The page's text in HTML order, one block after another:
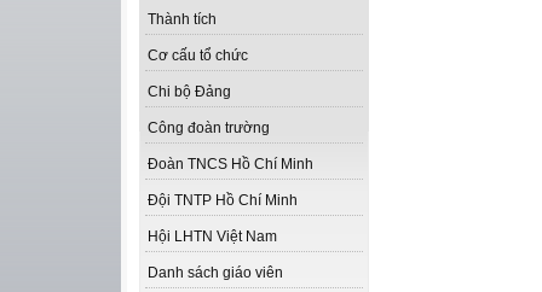
Thành tích
Cơ cấu tổ chức
Chi bộ Đảng
Công đoàn trường
Đoàn TNCS Hồ Chí Minh
Đội TNTP Hồ Chí Minh
Hội LHTN Việt Nam
Danh sách giáo viên